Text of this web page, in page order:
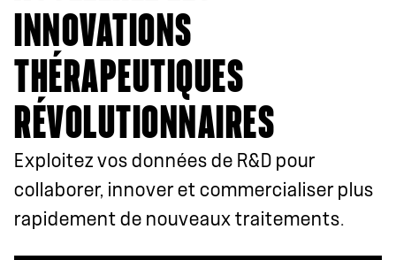
INNOVATIONS
THÉRAPEUTIQUES
RÉVOLUTIONNAIRES
Exploitez vos données de R&D pour
collaborer, innover et commercialiser plus
rapidement de nouveaux traitements.